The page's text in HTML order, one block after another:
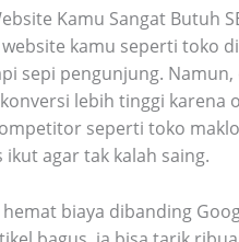
Kamu Sangat Butuh
website kamu seperti toko
sepi pengunjung.
lebih tinggi karena
seperti toko
ikut agar tak kalah saing.
hemat biaya dibanding